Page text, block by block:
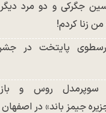
جگرکی و دو مرد دیگر
زنا کردم!
پایتخت در
سوپرمدل روس و
جیمز باند» در اصفهان